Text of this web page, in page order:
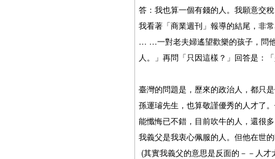
答：我也算一個有錢的人。我願意交
我看著「商業週刊」報導的結尾，非
… …一對老夫婦遙望歡樂的孩子，問
人。」再問「只因這樣？」回答是：
臺灣的問題是，歷來的政治人，都只
孫運璿先生，也算敬謹優秀的人才了
能懺悔已不錯，目前吹牛的人，還很
我義父是我衷心佩服的人。但他在世
(其實我義父的意思是反面的－－人